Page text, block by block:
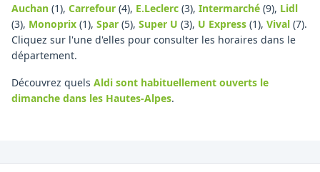
Auchan (1), Carrefour (4), E.Leclerc (3), Intermarché (9), Lidl
(3), Monoprix (1), Spar (5), Super U (3), U Express (1), Vival (7).
Cliquez sur l'une d'elles pour consulter les horaires dans le
département.
Découvrez quels Aldi sont habituellement ouverts le
dimanche dans les Hautes-Alpes.